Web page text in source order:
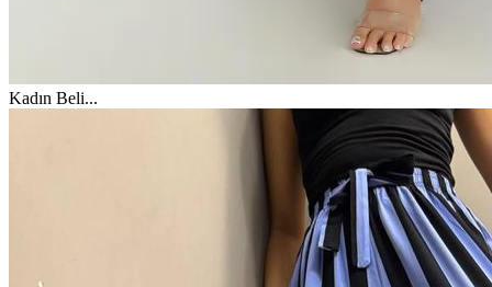
Kadın Beli...